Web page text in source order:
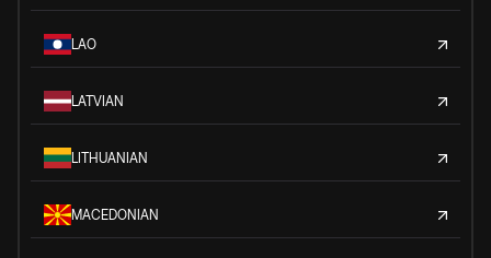
LAO
LATVIAN
LITHUANIAN
MACEDONIAN